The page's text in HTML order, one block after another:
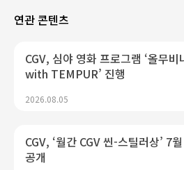
연관 콘텐츠
CGV, 심야 영화 프로그램 ‘올무비
with TEMPUR’ 진행
2026.08.05
CGV, ‘월간 CGV 씬-스틸러상’ 7
공개